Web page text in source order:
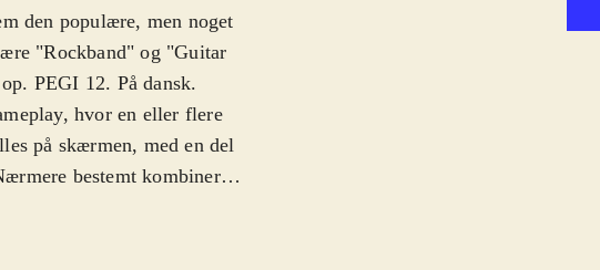
den populære, men noget
"Rockband" og "Guitar
PEGI 12. På dansk.
hvor en eller flere
på skærmen, med en del
bestemt kombineres
guitar til nummeret -